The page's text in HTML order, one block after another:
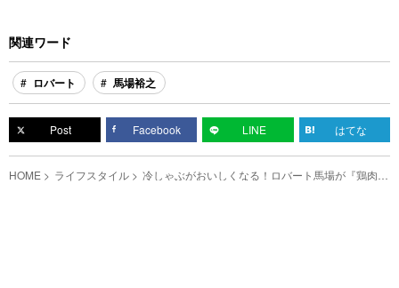
関連ワード
ロバート 馬場裕之
Post Facebook LINE はてな
HOME ライフスタイル 冷しゃぶがおいしくなる！ロバート馬場が『鶏肉の
概念が変わる切り方』を公開